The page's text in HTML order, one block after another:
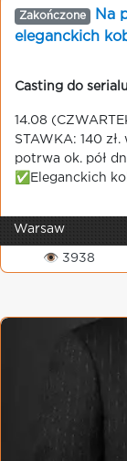
Zakończone
Na
еleganckich
Casting do serialu
14.08
STAWKA: 140
potrwa ok. pół
✅Eleganckich
Warsaw
👁 3938